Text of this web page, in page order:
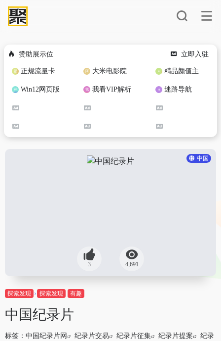
赞助展示位 立即入驻
正规流量卡免费加盟合作 大米电影院 精品颜值主播定制
Win12网页版 我看VIP解析 迷路导航
中国
3 4,691
探索发现 探索发现 有趣
中国纪录片
标签： 中国纪录片网 纪录片交易 纪录片征集 纪录片提案
纪录